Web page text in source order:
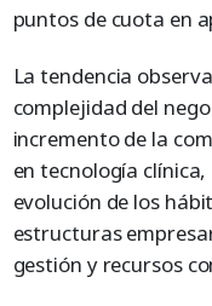
puntos de cuota en
La tendencia
complejidad del
incremento de la
en tecnología
evolución de los
estructuras
gestión y recursos